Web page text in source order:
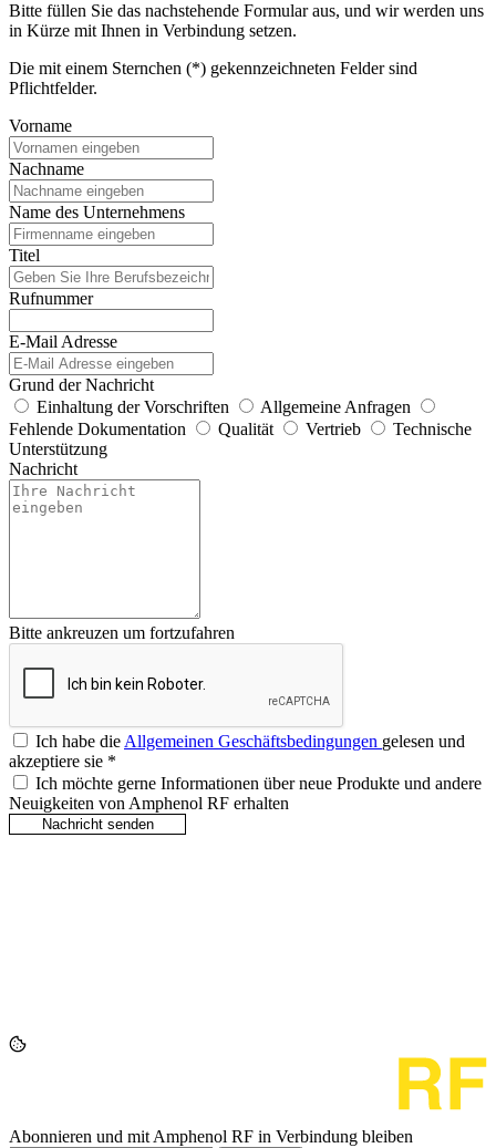
Bitte füllen Sie das nachstehende Formular aus, und wir werden uns
in Kürze mit Ihnen in Verbindung setzen.
Die mit einem Sternchen (*) gekennzeichneten Felder sind
Pflichtfelder.
Vorname
Nachname
Name des Unternehmens
Titel
Rufnummer
E-Mail Adresse
Grund der Nachricht
Einhaltung der Vorschriften
Allgemeine Anfragen
Fehlende Dokumentation
Qualität Vertrieb
Technische
Unterstützung
Nachricht
Bitte ankreuzen um fortzufahren
Ich habe dieAllgemeinen Geschäftsbedingungen gelesen und
akzeptiere sie *
Ich möchte gerne Informationen über neue Produkte und andere
Neuigkeiten von Amphenol RF erhalten
Abonnieren und mit Amphenol RF in Verbindung bleiben